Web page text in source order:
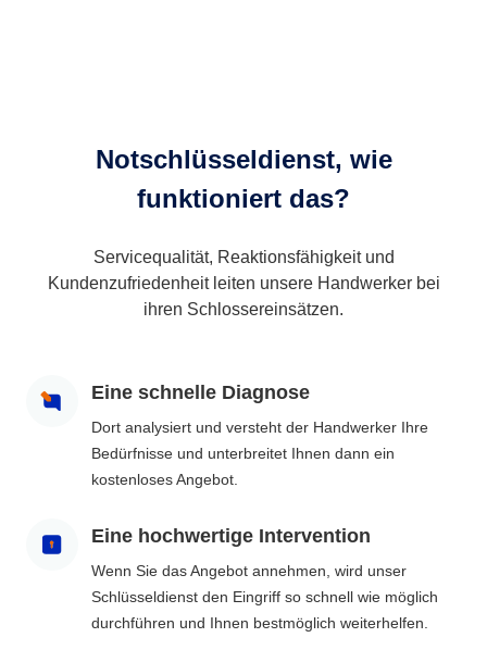
Notschlüsseldienst, wie
funktioniert das?
Servicequalität, Reaktionsfähigkeit und
Kundenzufriedenheit leiten unsere Handwerker bei
ihren Schlossereinsätzen.
Eine schnelle Diagnose
Dort analysiert und versteht der Handwerker Ihre
Bedürfnisse und unterbreitet Ihnen dann ein
kostenloses Angebot.
Eine hochwertige Intervention
Wenn Sie das Angebot annehmen, wird unser
Schlüsseldienst den Eingriff so schnell wie möglich
durchführen und Ihnen bestmöglich weiterhelfen.